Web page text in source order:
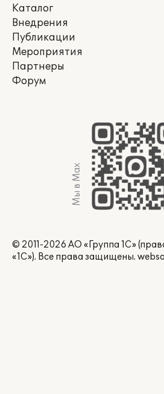
Каталог
Внедрения
Публикации
Мероприятия
Партнеры
Форум
Мы в Max
© 2011-2026 АО «Группа 1С»
«1С»). Все права защищены.